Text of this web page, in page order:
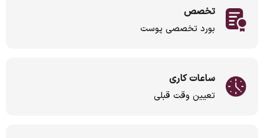
تخصص
بورد تخصصی پوست
ساعات کاری
تعیین وقت قبلی